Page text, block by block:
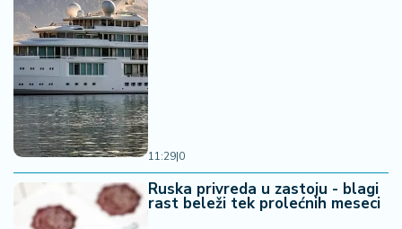
11:29|0
Ruska privreda u zastoju - blagi
rast beleži tek prolećnih meseci